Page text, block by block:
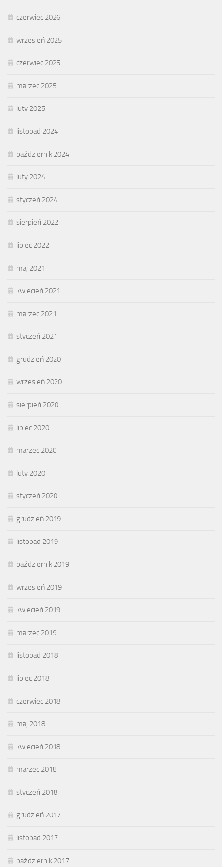
czerwiec 2026
wrzesień 2025
czerwiec 2025
marzec 2025
luty 2025
listopad 2024
październik 2024
luty 2024
styczeń 2024
sierpień 2022
lipiec 2022
maj 2021
kwiecień 2021
marzec 2021
styczeń 2021
grudzień 2020
wrzesień 2020
sierpień 2020
lipiec 2020
marzec 2020
luty 2020
styczeń 2020
grudzień 2019
listopad 2019
październik 2019
wrzesień 2019
kwiecień 2019
marzec 2019
listopad 2018
lipiec 2018
czerwiec 2018
maj 2018
kwiecień 2018
marzec 2018
styczeń 2018
grudzień 2017
listopad 2017
październik 2017